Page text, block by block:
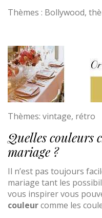
Thèmes : Bollywood,
Thèmes: vintage, rétro
Quelles couleurs
mariage ?
Il n’est pas toujours
mariage tant les
vous inspirer vous
couleurcomme les